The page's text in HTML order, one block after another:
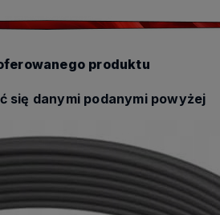
produktu
się danymi podanymi powyżej